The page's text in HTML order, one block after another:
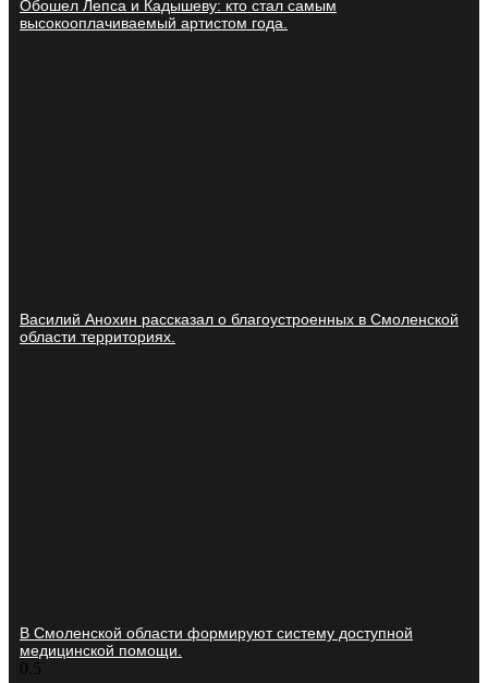
Обошел Лепса и Кадышеву: кто стал самым
высокооплачиваемый артистом года.
Василий Анохин рассказал о благоустроенных в Смоленской
области территориях.
В Смоленской области формируют систему доступной
медицинской помощи.